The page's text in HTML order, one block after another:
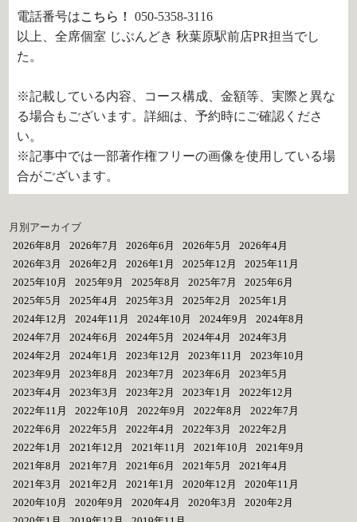
電話番号はこちら！
050-5358-3116
以上、全席個室 じぶんどき 秋葉原駅前店PR担当でし
た。
※記載している内容、コース構成、金額等、実際と異な
る場合もございます。詳細は、予約時にご確認くださ
い。
※記事中では一部著作権フリーの画像を使用している場
合がございます。
月別アーカイブ
2026年8月
2026年7月 2026年6月 2026年5月
2026年4月
2026年3月
2026年2月 2026年1月 2025年12月
2025年11月
2025年10月
2025年9月 2025年8月 2025年7月
2025年6月
2025年5月
2025年4月 2025年3月 2025年2月
2025年1月
2024年12月
2024年11月 2024年10月 2024年9月
2024年8月
2024年7月
2024年6月 2024年5月 2024年4月
2024年3月
2024年2月
2024年1月 2023年12月 2023年11月
2023年10月
2023年9月
2023年8月 2023年7月 2023年6月
2023年5月
2023年4月
2023年3月 2023年2月 2023年1月
2022年12月
2022年11月
2022年10月 2022年9月 2022年8月
2022年7月
2022年6月
2022年5月 2022年4月 2022年3月
2022年2月
2022年1月
2021年12月 2021年11月 2021年10月
2021年9月
2021年8月
2021年7月 2021年6月 2021年5月
2021年4月
2021年3月
2021年2月 2021年1月 2020年12月
2020年11月
2020年10月
2020年9月 2020年4月 2020年3月
2020年2月